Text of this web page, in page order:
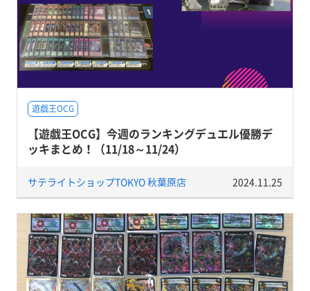
遊戯王OCG
【遊戯王OCG】今週のランキングデュエル優勝デ
ッキまとめ！（11/18～11/24）
サテライトショップTOKYO 秋葉原店 2024.11.25